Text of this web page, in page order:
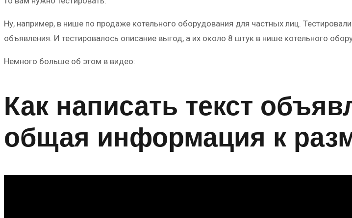
Ну, например, в нише по продаже котельного оборудования для частных лиц.
объявления. И тестировалось описание выгод, а их около 8 штук в нише котельного
Немного больше об этом в видео:
Как написать текст
общая информация к